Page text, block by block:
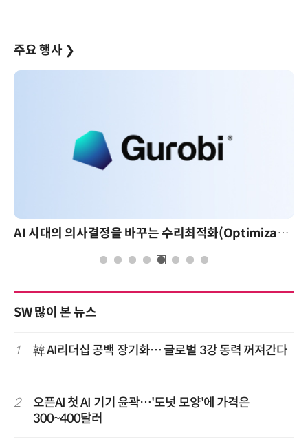
주요 행사 ❯
AI 시대의 의사결정을 바꾸는 수리최적화(Optimization): 실제 산업 적용 사례와 활용 전략
SW 많이 본 뉴스
1 韓 AI리더십 공백 장기화… 글로벌 3강 동력 꺼져간다
2
오픈AI 첫 AI 기기 윤곽…'도넛 모양'에 가격은
300~400달러